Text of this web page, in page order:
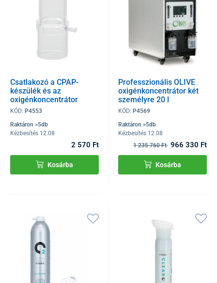
Csatlakozó a CPAP-
készülék és az
oxigénkoncentrátor
összekapcsolásához
KÓD: P4553
Raktáron >5db
Kézbesítés 12.08
2 570 Ft
Kosárba
Professzionális OLIVE
oxigénkoncentrátor két
személyre 20 l
KÓD: P4569
Raktáron >5db
Kézbesítés 12.08
1 235 760 Ft 966 330 Ft
Kosárba